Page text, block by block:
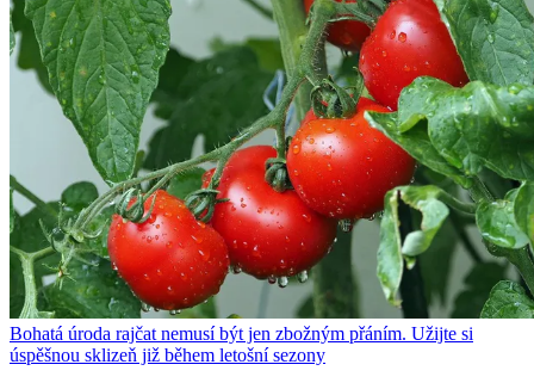
Bohatá úroda rajčat nemusí být jen zbožným přáním. Užijte si
úspěšnou sklizeň již během letošní sezony